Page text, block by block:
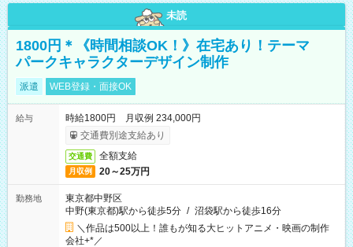
未読
1800円＊《時間相談OK！》在宅あり！テーマ
パークキャラクターデザイン制作
派遣 WEB登録・面接OK
給与
時給1800円 月収例 234,000円
交通費別途支給あり
交通費 全額支給
月収例 20～25万円
勤務地
東京都中野区
中野(東京都)駅から徒歩5分 / 沼袋駅から徒歩16分
＼作品は500以上！誰もが知る大ヒットアニメ・映画の制作
会社+*／